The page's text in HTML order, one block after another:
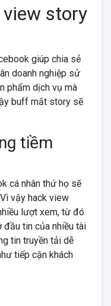
story
giúp chia sẻ
doanh nghiệp sử
phẩm dịch vụ mà
buff mắt story sẽ
tiềm
cá nhân thứ họ sẽ
vậy hack view
lượt xem, từ đó
tin của nhiều tài
tin truyền tải dễ
tiếp cận khách